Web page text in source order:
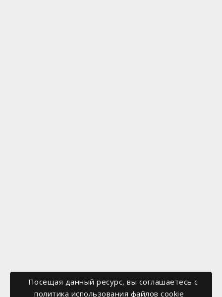
Посещая данный ресурс, вы соглашаетесь c
политика использования файлов cookie